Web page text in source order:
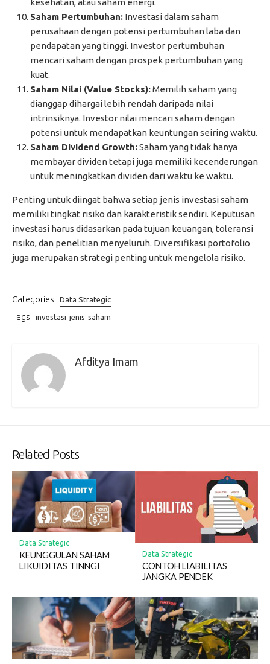
kesehatan, atau saham energi.
Saham Pertumbuhan: Investasi dalam saham
perusahaan dengan potensi pertumbuhan laba dan
pendapatan yang tinggi. Investor pertumbuhan
mencari saham dengan prospek pertumbuhan yang
kuat.
Saham Nilai (Value Stocks):Memilih saham yang
dianggap dihargai lebih rendah daripada nilai
intrinsiknya. Investor nilai mencari saham dengan
potensi untuk mendapatkan keuntungan seiring waktu.
Saham Dividend Growth:Saham yang tidak hanya
membayar dividen tetapi juga memiliki kecenderungan
untuk meningkatkan dividen dari waktu ke waktu.
Penting untuk diingat bahwa setiap jenis investasi saham
memiliki tingkat risiko dan karakteristik sendiri. Keputusan
investasi harus didasarkan pada tujuan keuangan, toleransi
risiko, dan penelitian menyeluruh. Diversifikasi portofolio
juga merupakan strategi penting untuk mengelola risiko.
Categories: Data Strategic
Tags: investasi jenis saham
Afditya Imam
Related Posts
Data Strategic
KEUNGGULAN SAHAM
LIKUIDITAS TINNGI
Data Strategic
CONTOH LIABILITAS
JANGKA PENDEK